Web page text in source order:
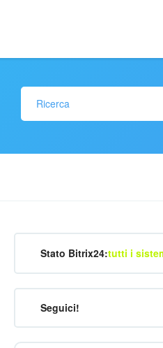
Stato Bitrix24:tutti i
Seguici!